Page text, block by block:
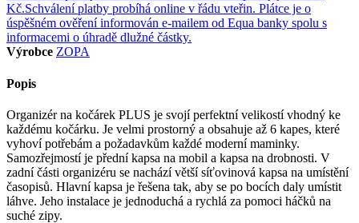
Výrobce ZOPA
Popis
Organizér na kočárek PLUS je svojí perfektní velikostí vhodný ke
každému kočárku. Je velmi prostorný a obsahuje až 6 kapes, které
vyhoví potřebám a požadavkům každé moderní maminky.
Samozřejmostí je přední kapsa na mobil a kapsa na drobnosti. V
zadní části organizéru se nachází větší síťovinová kapsa na umístění
časopisů. Hlavní kapsa je řešena tak, aby se po bocích daly umístit
láhve. Jeho instalace je jednoduchá a rychlá za pomoci háčků na
suché zipy.